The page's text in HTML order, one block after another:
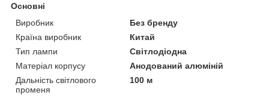
Основні
Виробник
Без бренду
Країна виробник
Китай
Тип лампи
Світлодіодна
Матеріал корпусу
Анодований алюміній
Дальність світлового
променя
100 м